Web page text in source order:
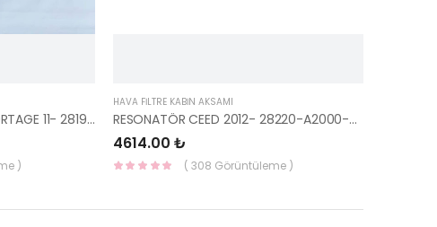
RESONATÖR ALT İX35/SPORTAGE 11- 28190-2S100-HMC
)
HAVA FİLTRE KABİN AKSAMI
RESONATÖR CEED 2012- 28220-A2000-YS
4614.00 ₺
( 308 Görüntüleme )